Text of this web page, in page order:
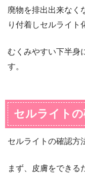
廃物を排出出来なく
り付着しセルライト
むくみやすい下半身
す。
セルライト
セルライトの確認方
まず、皮膚をできる